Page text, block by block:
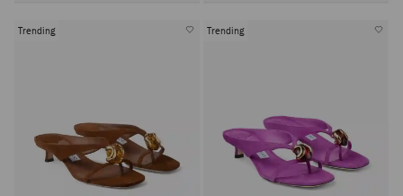
Trending Trending